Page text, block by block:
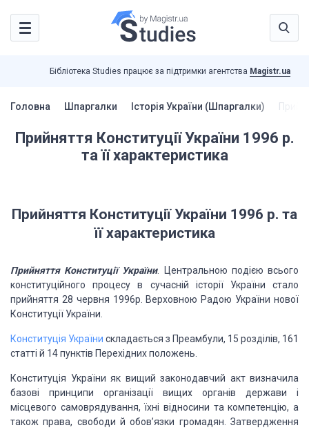
Бібліотека Studies працює за підтримки агентства Magistr.ua
Головна Шпаргалки Історія України (Шпаргалки)
Прийняття Конституції України 1996 р.
та її характеристика
Прийняття Конституції України 1996 р. та
її характеристика
Прийняття Конституції України. Центральною подією всього
конституційного процесу в сучасній історії України стало
прийняття 28 червня 1996р. Верховною Радою України нової
Конституції України.
Конституція України складається з Преамбули, 15 розділів, 161
статті й 14 пунктів Перехідних положень.
Конституція України як вищий законодавчий акт визначила
базові принципи організації вищих органів держави і
місцевого самоврядування, їхні відносини та компетенцію, а
також права, свободи й обов’язки громадян. Затвердження